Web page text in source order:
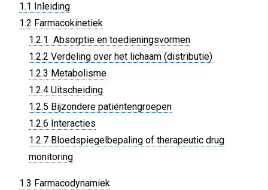
1.1 Inleiding
1.2 Farmacokinetiek
1.2.1 Absorptie en toedieningsvormen
1.2.2 Verdeling over het lichaam (distributie)
1.2.3 Metabolisme
1.2.4 Uitscheiding
1.2.5 Bijzondere patiëntengroepen
1.2.6 Interacties
1.2.7 Bloedspiegelbepaling of therapeutic drug
monitoring
1.3 Farmacodynamiek